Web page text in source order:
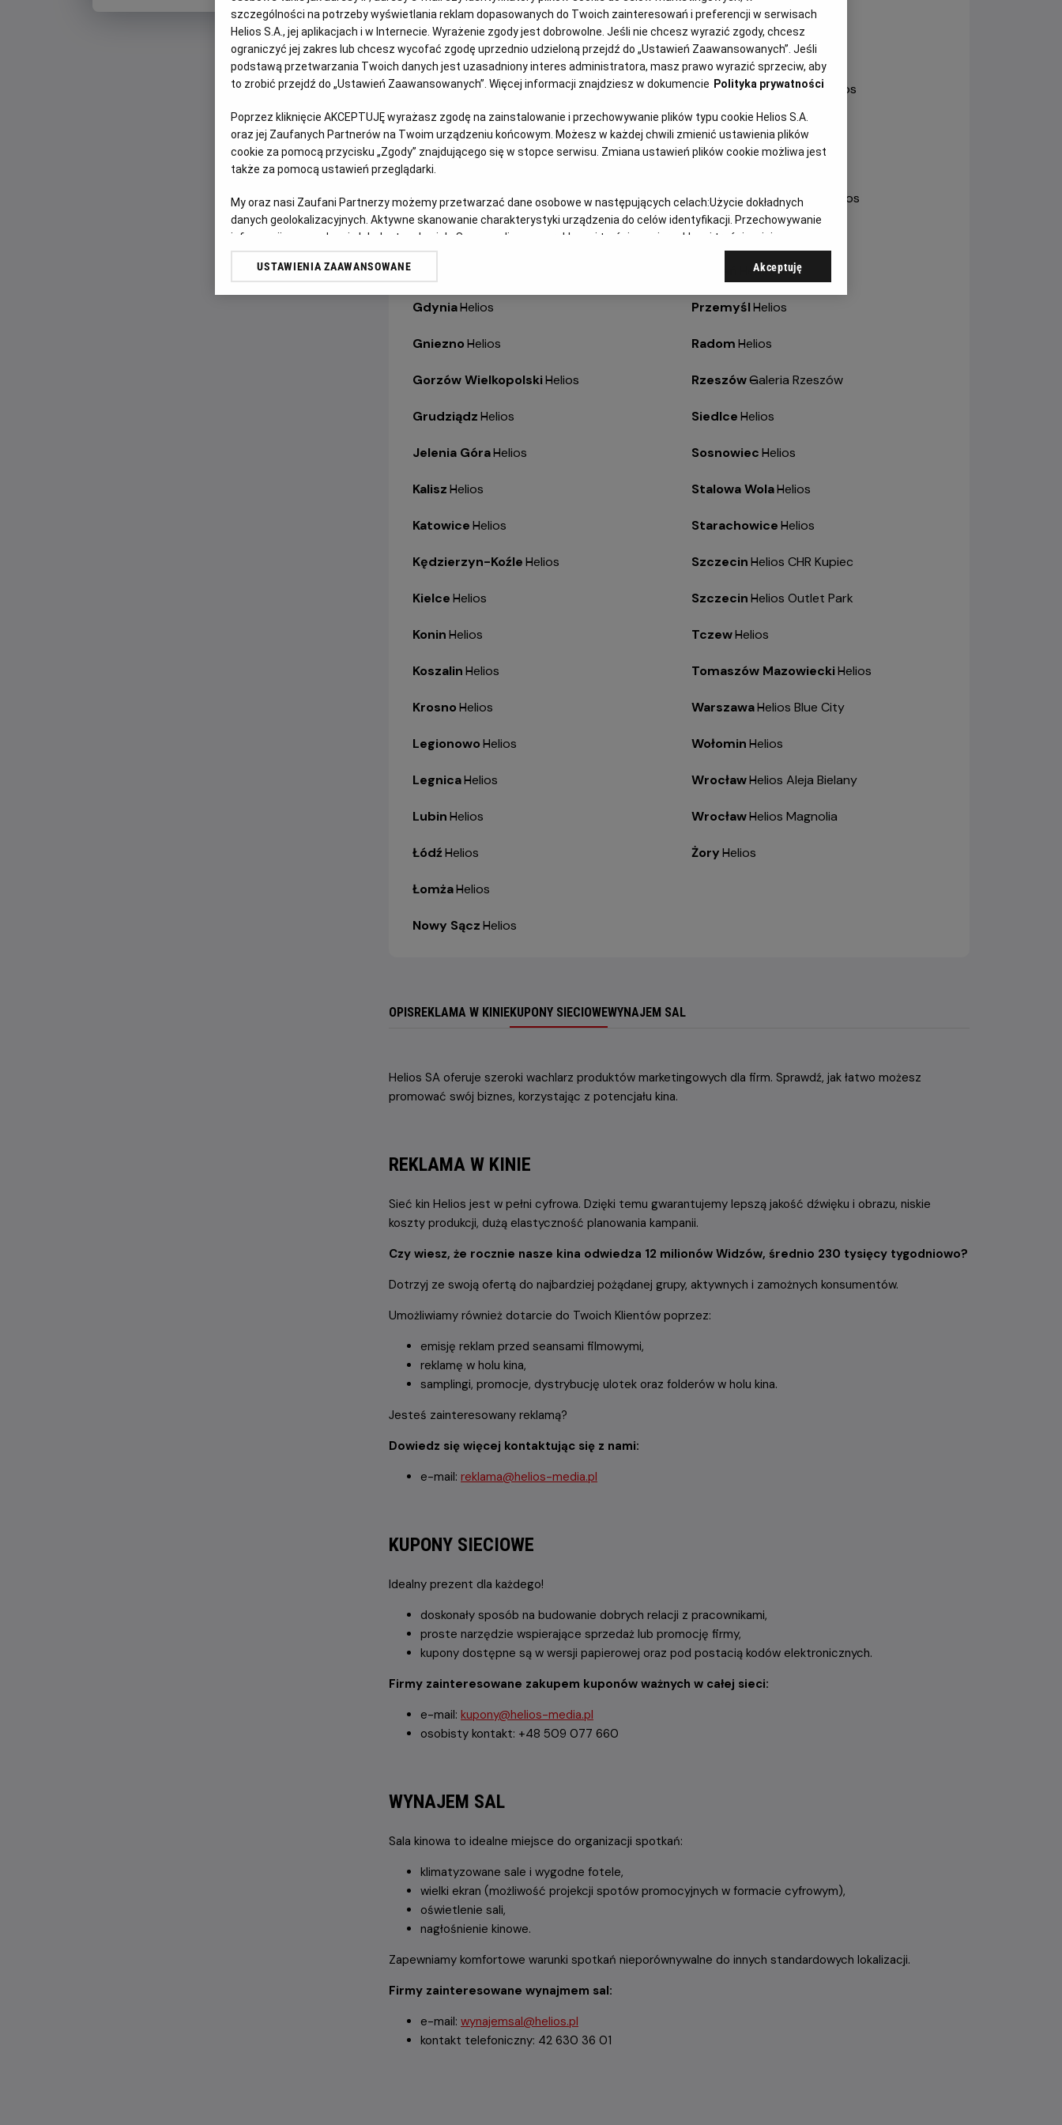
Białystok-Helios Alfa
Białystok-
Helios Biała
Białystok-
Helios Jurowiecka
Bielsko-Biała-
Helios
Bydgoszcz Helios
Dąbrowa Górnicza-
Helios
Gdańsk- Helios Forum
Gdynia-
Helios
Gniezno-
Helios
Gorzów Wielkopolski-
Helios
Grudziądz-
Helios
Jelenia Góra-
Helios
Kalisz-
Helios
Katowice-
Helios
Kędzierzyn-Koźle-
Helios
Kielce-
Helios
Konin-
Helios
Koszalin-
Helios
Krosno-
Helios
Legionowo-
Helios
Legnica-
Helios
Lubin-
Helios
Łódź-
Helios
Łomża-
Helios
Nowy Sącz-
Helios
Opole-
Helios Karolinka
Opole-
Helios Solaris
Ostrów Wielkopolski-Helios
Pabianice-Helios
Piła
Piotrków Trybunalski Helios
Płock -Helios
Helios
Przemyśl-
Helios
Radom-
Helios
Rzeszów-
Galeria Rzeszów
Siedlce-
Helios
Sosnowiec-
Helios
Stalowa Wola-
Helios
Starachowice-
Helios
Szczecin-
Helios CHR Kupiec
Szczecin-
Helios Outlet Park
Tczew-
Helios
Tomaszów Mazowiecki-
Helios
Warszawa-
Helios Blue City
Wołomin-
Helios
Wrocław-
Helios Aleja Bielany
Wrocław-
Helios Magnolia
Żory-
Helios
OPISREKLAMA W KINIEKUPONY SIECIOWEWYNAJEM SAL
Helios SA oferuje szeroki wachlarz produktów marketingowych dla firm. Sprawdź, jak łatwo możesz
promować swój biznes, korzystając z potencjału kina.
REKLAMA W KINIE
Sieć kin Helios jest w pełni cyfrowa. Dzięki temu gwarantujemy lepszą jakość dźwięku i obrazu, niskie
koszty produkcji, dużą elastyczność planowania kampanii.
Czy wiesz, że rocznie nasze kina odwiedza 12 milionów Widzów, średnio 230 tysięcy tygodniowo?
Dotrzyj ze swoją ofertą do najbardziej pożądanej grupy, aktywnych i zamożnych konsumentów.
Umożliwiamy również dotarcie do Twoich Klientów poprzez:
emisję reklam przed seansami filmowymi,
reklamę w holu kina,
samplingi, promocje, dystrybucję ulotek oraz folderów w holu kina.
Jesteś zainteresowany reklamą?
Dowiedz się więcej kontaktując się z nami:
e-mail: reklama@helios-media.pl
KUPONY SIECIOWE
Idealny prezent dla każdego!
doskonały sposób na budowanie dobrych relacji z pracownikami,
proste narzędzie wspierające sprzedaż lub promocję firmy,
kupony dostępne są w wersji papierowej oraz pod postacią kodów elektronicznych.
Firmy zainteresowane zakupem kuponów ważnych w całej sieci:
e-mail: kupony@helios-media.pl
osobisty kontakt: +48 509 077 660
WYNAJEM SAL
Sala kinowa to idealne miejsce do organizacji spotkań:
klimatyzowane sale i wygodne fotele,
wielki ekran (możliwość projekcji spotów promocyjnych w formacie cyfrowym),
oświetlenie sali,
nagłośnienie kinowe.
Zapewniamy komfortowe warunki spotkań nieporównywalne do innych standardowych lokalizacji.
Firmy zainteresowane wynajmem sal:
e-mail: wynajemsal@helios.pl
kontakt telefoniczny: 42 630 36 01
szczególności na potrzeby wyświetlania reklam dopasowanych do Twoich zainteresowań i preferencji w serwisach
Helios S.A., jej aplikacjach i w Internecie. Wyrażenie zgody jest dobrowolne. Jeśli nie chcesz wyrazić zgody, chcesz
ograniczyć jej zakres lub chcesz wycofać zgodę uprzednio udzieloną przejdź do „Ustawień Zaawansowanych”. Jeśli
podstawą przetwarzania Twoich danych jest uzasadniony interes administratora, masz prawo wyrazić sprzeciw, aby
to zrobić przejdź do „Ustawień Zaawansowanych”. Więcej informacji znajdziesz w dokumencie Polityka prywatności
Poprzez kliknięcie AKCEPTUJĘ wyrażasz zgodę na zainstalowanie i przechowywanie plików typu cookie Helios S.A.
oraz jej Zaufanych Partnerów na Twoim urządzeniu końcowym. Możesz w każdej chwili zmienić ustawienia plików
cookie za pomocą przycisku „Zgody” znajdującego się w stopce serwisu. Zmiana ustawień plików cookie możliwa jest
także za pomocą ustawień przeglądarki.
My oraz nasi Zaufani Partnerzy możemy przetwarzać dane osobowe w następujących celach:Użycie dokładnych
danych geolokalizacyjnych. Aktywne skanowanie charakterystyki urządzenia do celów identyfikacji. Przechowywanie
informacji na urządzeniu lub dostęp do nich. Spersonalizowane reklamy i treści, pomiar reklam i treści, opinie
odbiorców i ulepszanie usług.
USTAWIENIA ZAAWANSOWANE Akceptuję